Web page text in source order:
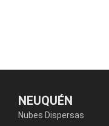
NEUQUÉN
Nubes Dispersas